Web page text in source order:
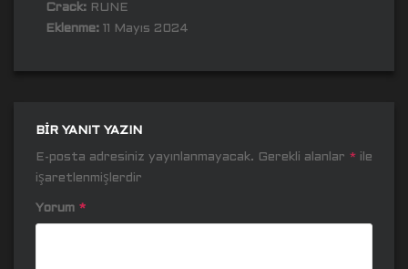
Crack: RUNE
Eklenme: 11 Mayıs 2024
BIR YANIT YAZIN
E-posta adresiniz yayınlanmayacak. Gerekli alanlar * ile
işaretlenmişlerdir
Yorum *